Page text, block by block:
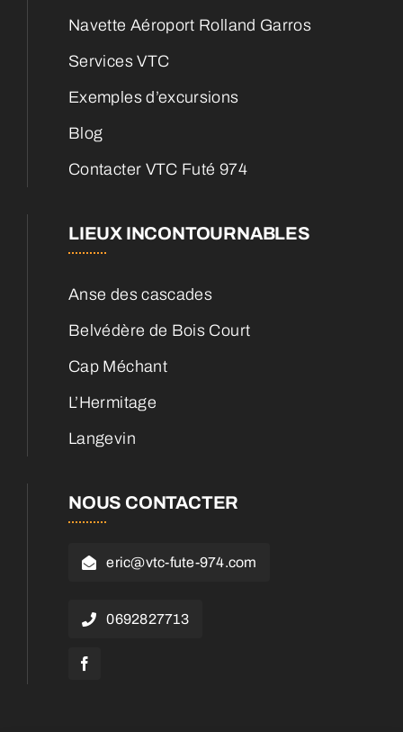
Navette Aéroport Rolland Garros
Services VTC
Exemples d’excursions
Blog
Contacter VTC Futé 974
LIEUX INCONTOURNABLES
Anse des cascades
Belvédère de Bois Court
Cap Méchant
L’Hermitage
Langevin
NOUS CONTACTER
eric@vtc-fute-974.com
0692827713